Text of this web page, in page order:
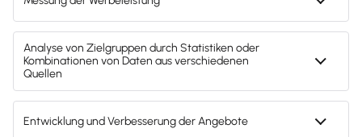
Jetzt Lexware Office
erleben
Teste den kompletten Funktionsumfang